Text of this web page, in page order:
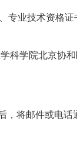
专业技术资格
科学院北京协
将邮件或电